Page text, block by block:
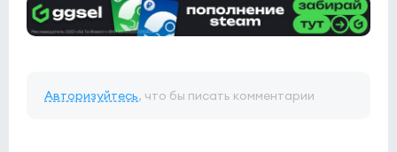
Авторизуйтесь, что бы писать комментарии